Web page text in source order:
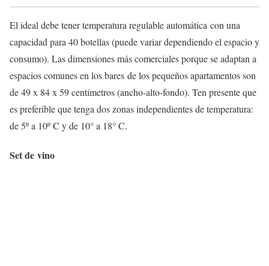
El ideal debe tener temperatura regulable automática con una
capacidad para 40 botellas (puede variar dependiendo el espacio y
consumo). Las dimensiones más comerciales porque se adaptan a
espacios comunes en los bares de los pequeños apartamentos son
de 49 x 84 x 59 centímetros (ancho-alto-fondo). Ten presente que
es preferible que tenga dos zonas independientes de temperatura:
de 5º a 10º C y de 10° a 18° C.
Set de vino